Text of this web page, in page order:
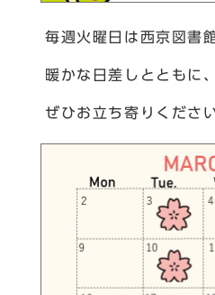
毎週火曜日は西京図書
暖かな日差しとともに
ぜひお立ち寄りください